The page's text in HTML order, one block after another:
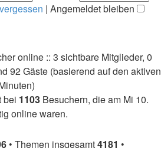
| Angemeldet bleiben
online :: 3 sichtbare Mitglieder, 0
92 Gäste (basierend auf den aktiven
bei 1103 Besuchern, die am Mi 10.
online waren.
• Themen insgesamt4181 •